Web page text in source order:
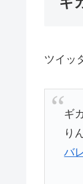
ツイッ
ギ
り
バ